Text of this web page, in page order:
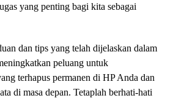
yang penting bagi kita sebagai
dan tips yang telah dijelaskan dalam
peluang untuk
terhapus permanen di HP Anda dan
di masa depan. Tetaplah berhati-hati